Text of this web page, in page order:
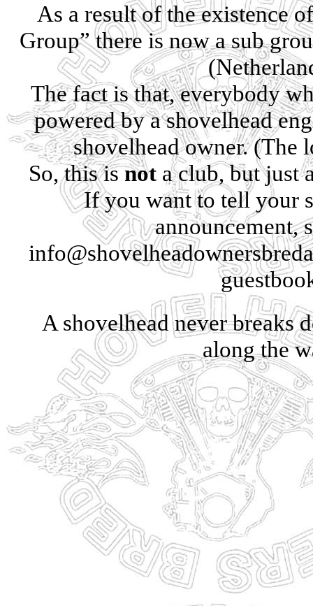
As a result of the existence
Group” there is now a sub
The fact is that, everybody
powered by a shovelhead
shovelhead owner.
So, this isnota club, but just
If you want to tell your
announcement,
A shovelhead never breaks
along the